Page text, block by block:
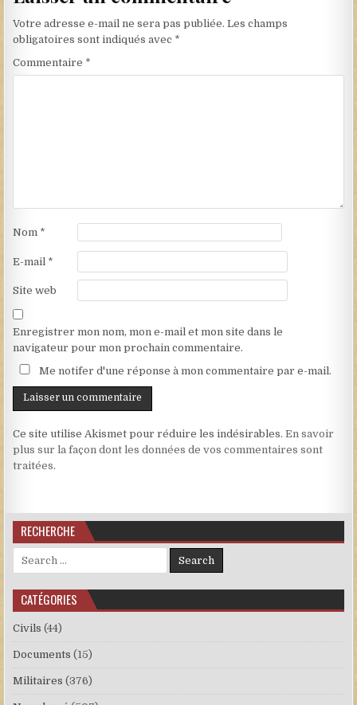
Votre adresse e-mail ne sera pas publiée. Les champs
obligatoires sont indiqués avec *
Commentaire *
Nom *
E-mail *
Site web
Enregistrer mon nom, mon e-mail et mon site dans le
navigateur pour mon prochain commentaire.
Me notifer d'une réponse à mon commentaire par e-mail.
Ce site utilise Akismet pour réduire les indésirables.En savoir
plus sur la façon dont les données de vos commentaires sont
traitées.
RECHERCHE
Search for:
CATÉGORIES
Civils (44)
Documents (15)
Militaires (376)